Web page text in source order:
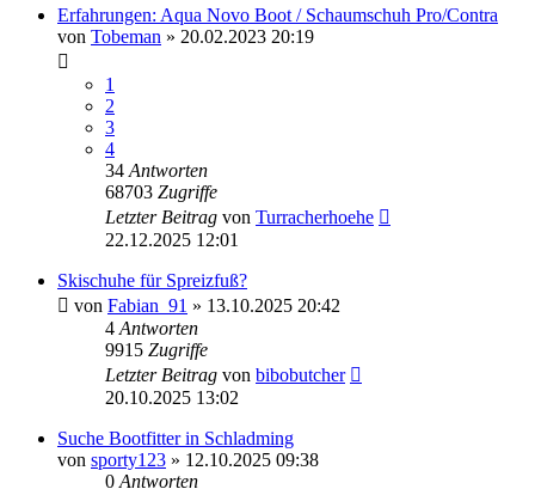
Erfahrungen: Aqua Novo Boot / Schaumschuh Pro/Contra
von Tobeman » 20.02.2023 20:19
1
2
3
4
34 Antworten
68703 Zugriffe
Letzter Beitrag von Turracherhoehe
22.12.2025 12:01
Skischuhe für Spreizfuß?
von Fabian_91 » 13.10.2025 20:42
4 Antworten
9915 Zugriffe
Letzter Beitrag von bibobutcher
20.10.2025 13:02
Suche Bootfitter in Schladming
von sporty123 » 12.10.2025 09:38
0 Antworten